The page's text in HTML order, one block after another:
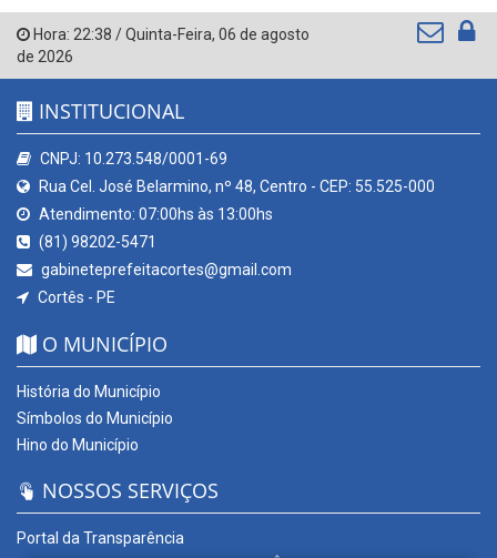
Hora: 22:38 /Quinta-Feira, 06 de agosto
de 2026
INSTITUCIONAL
CNPJ: 10.273.548/0001-69
Rua Cel. José Belarmino, nº 48, Centro - CEP: 55.525-000
Atendimento: 07:00hs às 13:00hs
(81) 98202-5471
gabineteprefeitacortes@gmail.com
Cortês - PE
O MUNICÍPIO
História do Município
Símbolos do Município
Hino do Município
NOSSOS SERVIÇOS
Portal da Transparência